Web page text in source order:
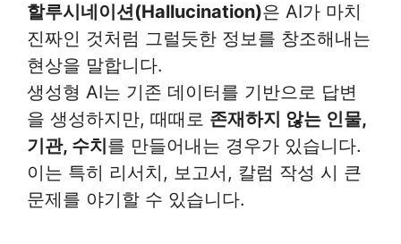
할루시네이션(Hallucination)은 AI가 마치
진짜인 것처럼 그럴듯한 정보를 창조해내는
현상을 말합니다.
생성형 AI는 기존 데이터를 기반으로 답변
을 생성하지만, 때때로 존재하지 않는 인물,
기관, 수치를 만들어내는 경우가 있습니다.
이는 특히 리서치, 보고서, 칼럼 작성 시 큰
문제를 야기할 수 있습니다.